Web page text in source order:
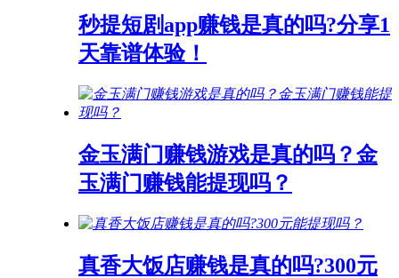
秒提短剧app赚钱是真的吗?分享1
天靠谱体验！
金玉满门赚钱游戏是真的吗？金
玉满门赚钱能提现吗？
真香大饭店赚钱是真的吗?300元